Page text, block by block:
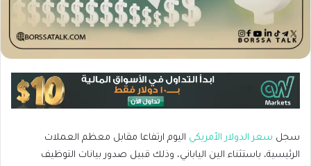
سجل سعر الدولار الأمريكي اليوم ارتفاعا مقابل معظم العملات
الرئيسية، باستثناء الين الياباني، وذلك قبيل صدور بيانات التوظيف